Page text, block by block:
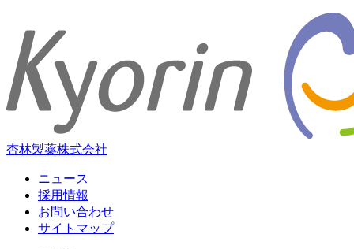
杏林製薬株式会社
ニュース
採用情報
お問い合わせ
サイトマップ